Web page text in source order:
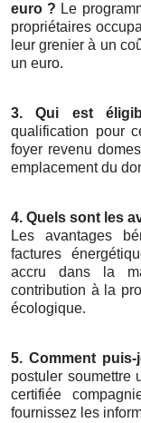
euro ? Le
propriétaires
leur grenier à un
un euro.
3. Qui est
qualification pour
foyer revenu
emplacement du
4. Quels sont les
Les avantages
factures
accru dans la
contribution à la
écologique.
5. Comment
postuler soumettre
certifiée
fournissez les